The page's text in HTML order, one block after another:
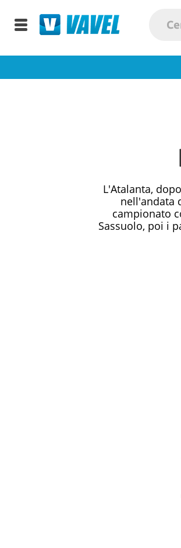
L'Atalanta,
nell'andata
campionato
Sassuolo, poi i